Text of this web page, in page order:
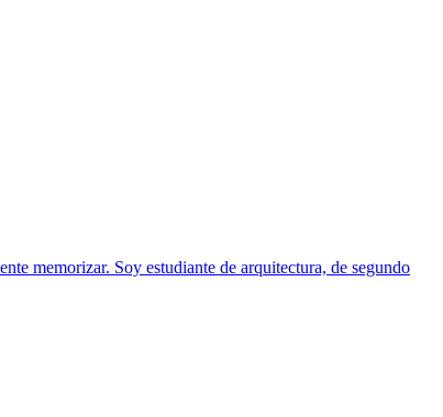
memorizar. Soy estudiante de arquitectura, de segundo